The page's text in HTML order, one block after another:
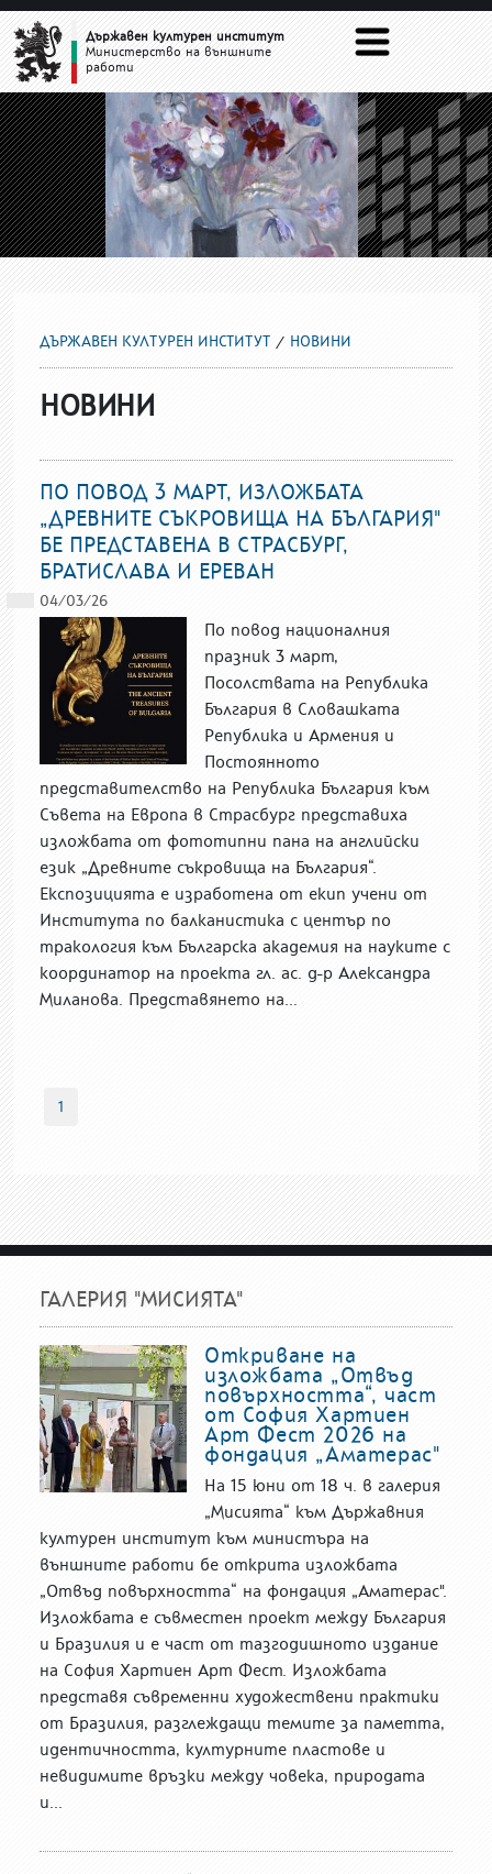
НОВИНИДържавен културен институт
Министерство на външните
работи
ДЪРЖАВЕН КУЛТУРЕН ИНСТИТУТ НОВИНИ
НОВИНИ
ПО ПОВОД 3 МАРТ, ИЗЛОЖБАТА
„ДРЕВНИТЕ СЪКРОВИЩА НА БЪЛГАРИЯ"
БЕ ПРЕДСТАВЕНА В СТРАСБУРГ,
БРАТИСЛАВА И ЕРЕВАН
04/03/26
По повод националния
празник 3 март,
Посолствата на Република
България в Словашката
Република и Армения и
Постоянното
представителство на Република България към
Съвета на Европа в Страсбург представиха
изложбата от фототипни пана на английски
език „Древните съкровища на България“.
Експозицията е изработена от екип учени от
Института по балканистика с център по
тракология към Българска академия на науките с
координатор на проекта гл. ас. д-р Александра
Миланова. Представянето на...
1
ГАЛЕРИЯ "МИСИЯТА"
Откриване на
изложбата „Отвъд
повърхността“, част
от София Хартиен
Арт Фест 2026 на
фондация „Аматерас"
На 15 юни от 18 ч. в галерия
„Мисията“ към Държавния
културен институт към министъра на
външните работи бе открита изложбата
„Отвъд повърхността“ на фондация „Аматерас".
Изложбата е съвместен проект между България
и Бразилия и е част от тазгодишното издание
на София Хартиен Арт Фест. Изложбата
представя съвременни художествени практики
от Бразилия, разглеждащи темите за паметта,
идентичността, културните пластове и
невидимите връзки между човека, природата
и...